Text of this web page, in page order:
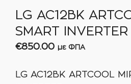
LG AC12BK
SMART INVERTER
€850.00 με ΦΠΑ
LG AC12BK ARTCOOL